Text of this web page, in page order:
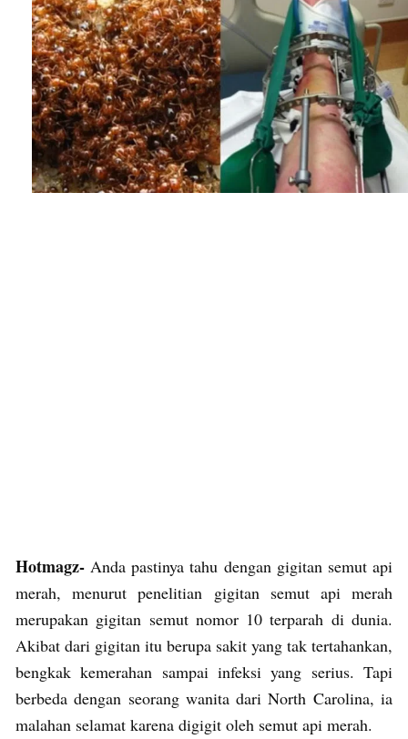
Hotmagz- Anda pastinya tahu dengan gigitan semut api
merah, menurut penelitian gigitan semut api merah
merupakan gigitan semut nomor 10 terparah di dunia.
Akibat dari gigitan itu berupa sakit yang tak tertahankan,
bengkak kemerahan sampai infeksi yang serius. Tapi
berbeda dengan seorang wanita dari North Carolina, ia
malahan selamat karena digigit oleh semut api merah.